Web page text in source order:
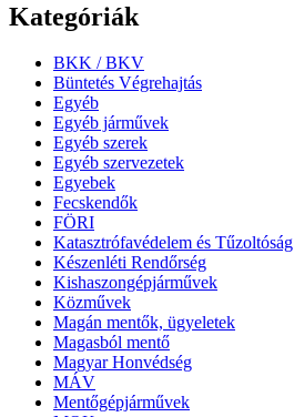
Kategóriák
BKK / BKV
Büntetés Végrehajtás
Egyéb
Egyéb járművek
Egyéb szerek
Egyéb szervezetek
Egyebek
Fecskendők
FÖRI
Katasztrófavédelem és Tűzoltóság
Készenléti Rendőrség
Kishaszongépjárművek
Közművek
Magán mentők, ügyeletek
Magasból mentő
Magyar Honvédség
MÁV
Mentőgépjárművek